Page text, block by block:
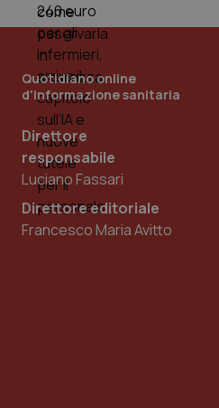
Quotidiano online
d'informazione sanitaria
Direttore
responsabile
Luciano Fassari
Direttore editoriale
Francesco Maria Avitto
PHPSESSID